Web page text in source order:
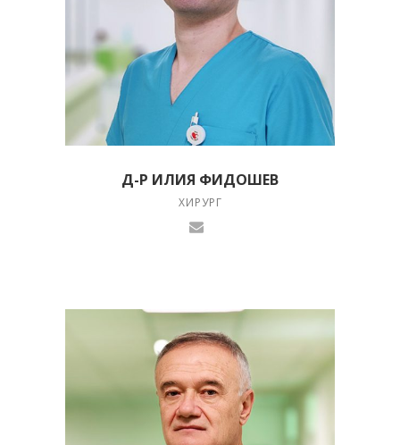
Д-Р ИЛИЯ ФИДОШЕВ
ХИРУРГ